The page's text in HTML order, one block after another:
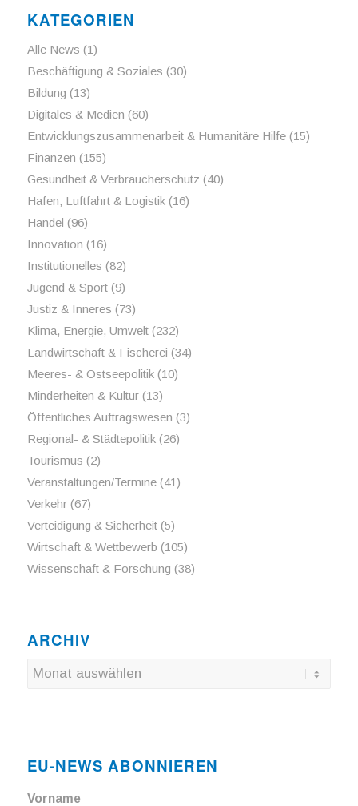
KATEGORIEN
Alle News (1)
Beschäftigung & Soziales (30)
Bildung (13)
Digitales & Medien (60)
Entwicklungszusammenarbeit & Humanitäre Hilfe(15)
Finanzen (155)
Gesundheit & Verbraucherschutz (40)
Hafen, Luftfahrt & Logistik(16)
Handel (96)
Innovation (16)
Institutionelles (82)
Jugend & Sport(9)
Justiz & Inneres (73)
Klima, Energie, Umwelt(232)
Landwirtschaft & Fischerei (34)
Meeres- & Ostseepolitik(10)
Minderheiten & Kultur(13)
Öffentliches Auftragswesen (3)
Regional- & Städtepolitik(26)
Tourismus (2)
Veranstaltungen/Termine(41)
Verkehr(67)
Verteidigung & Sicherheit(5)
Wirtschaft & Wettbewerb (105)
Wissenschaft & Forschung (38)
ARCHIV
EU-NEWS ABONNIEREN
Vorname